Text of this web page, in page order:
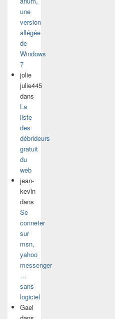
une
version
allégée
de
Windows
7
jolie
julie445
dans
La
liste
des
débrideurs
gratuit
du
web
jean-
kevin
dans
Se
conneter
sur
msn,
yahoo
messenger
…
sans
logiciel
Gael